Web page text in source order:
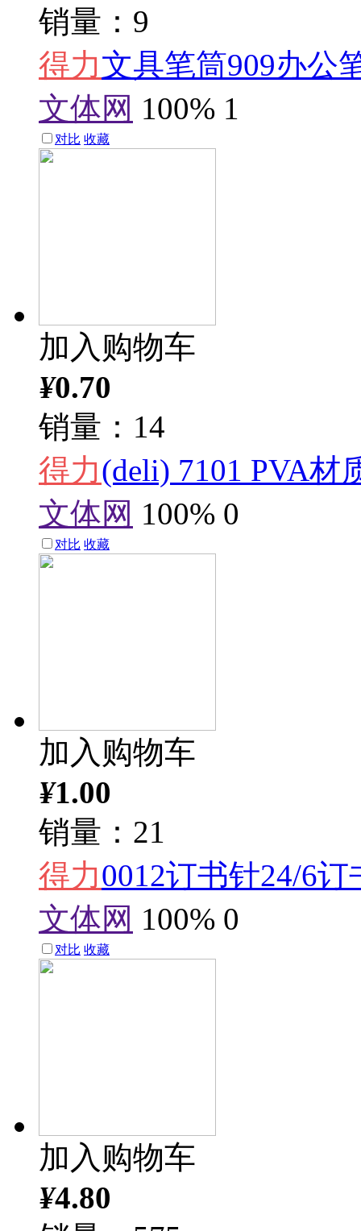
销量：9
得力文具笔筒909办公
文体网 100% 1
对比 收藏
加入购物车
¥0.70
销量：14
得力(deli) 7101 PVA材
文体网 100% 0
对比 收藏
加入购物车
¥1.00
销量：21
得力0012订书针24/6
文体网 100% 0
对比 收藏
加入购物车
¥4.80